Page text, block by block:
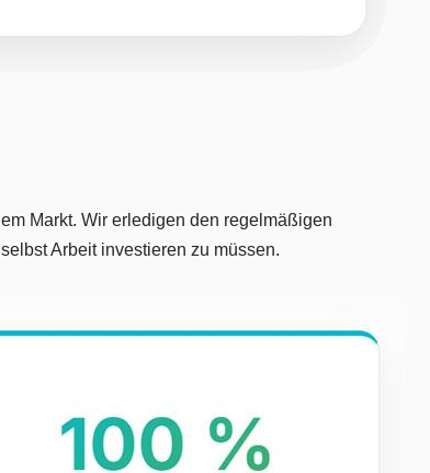
Markt. Wir erledigen den regelmäßigen
Arbeit investieren zu müssen.